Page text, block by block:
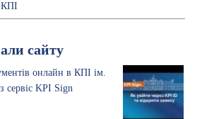
сайту
онлайн в КПІ ім.
сервіс KPI Sign